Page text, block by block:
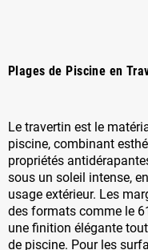
Plages de Piscine en
Le travertin est le
piscine, combinant
propriétés
sous un soleil intense,
usage extérieur. Les
des formats comme le
une finition élégante
de piscine. Pour les